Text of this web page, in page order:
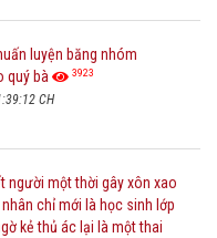
luyện băng nhóm
quý bà
3923
CH
người một thời gây xôn xao
nhân chỉ mới là học sinh lớp
kẻ thủ ác lại là một thai